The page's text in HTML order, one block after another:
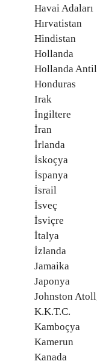
Havai Adaları
Hırvatistan
Hindistan
Hollanda
Hollanda
Honduras
Irak
İngiltere
İran
İrlanda
İskoçya
İspanya
İsrail
İsveç
İsviçre
İtalya
İzlanda
Jamaika
Japonya
Johnston
K.K.T.C.
Kamboçya
Kamerun
Kanada